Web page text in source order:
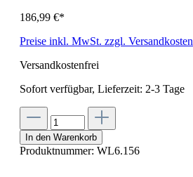
186,99 €*
Preise inkl. MwSt. zzgl. Versandkosten
Versandkostenfrei
Sofort verfügbar, Lieferzeit: 2-3 Tage
In den Warenkorb
Produktnummer: WL6.156